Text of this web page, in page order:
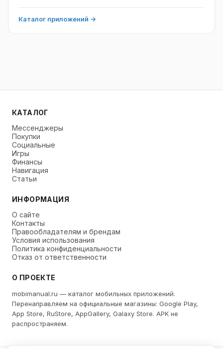
Каталог приложений →
КАТАЛОГ
Мессенджеры
Покупки
Социальные
Игры
Финансы
Навигация
Статьи
ИНФОРМАЦИЯ
О сайте
Контакты
Правообладателям и брендам
Условия использования
Политика конфиденциальности
Отказ от ответственности
О ПРОЕКТЕ
mobimanual.ru — каталог мобильных приложений.
Перенаправляем на официальные магазины: Google Play,
App Store, RuStore, AppGallery, Galaxy Store. APK не
распространяем.